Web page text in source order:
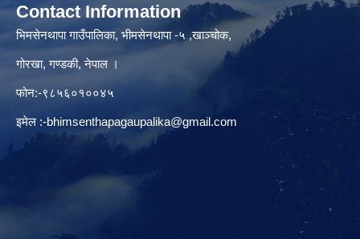
Contact Information
भिमसेनथापा गाउँपालिका, भीमसेनथापा -५ ,खाञ्चोक,
गोरखा, गण्डकी, नेपाल ।
फोन:-९८५६०१००४५
इमेल :-bhimsenthapagaupalika@gmail.com